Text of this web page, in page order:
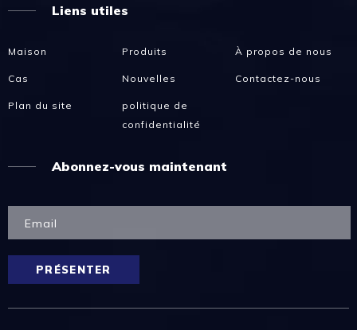
Liens utiles
Maison Produits À propos de nous
Cas Nouvelles Contactez-nous
Plan du site
politique de
confidentialité
Abonnez-vous maintenant
PRÉSENTER